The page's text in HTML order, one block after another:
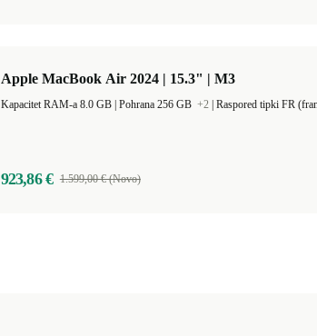
Apple MacBook Air 2024 | 15.3" | M3
Pohrana 256 GB +2 Raspored tipki FR
923,86 € 1.599,00 € (Novo)